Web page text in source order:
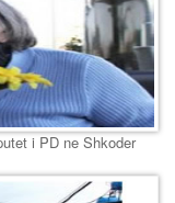
i PD ne Shkoder